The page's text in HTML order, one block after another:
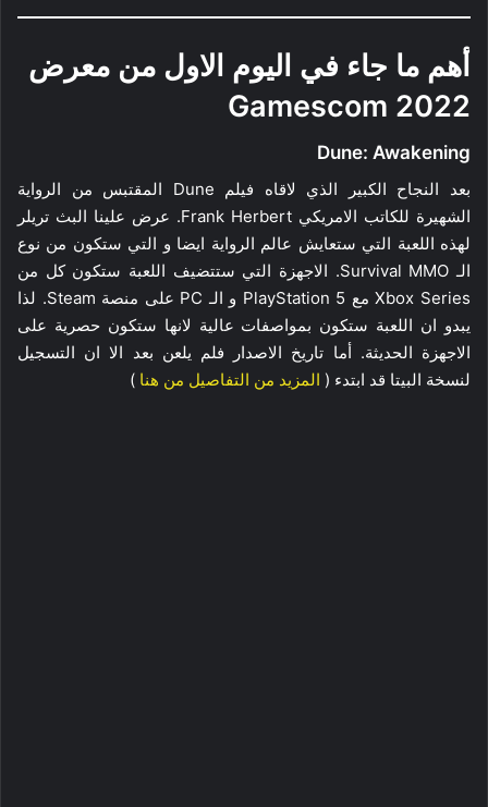
أهم ما جاء في اليوم الاول من معرض
Gamescom 2022
Dune: Awakening
بعد النجاح الكبير الذي لاقاه فيلم Dune المقتبس من الرواية
الشهيرة للكاتب الامريكي Frank Herbert. عرض علينا البث تريلر
لهذه اللعبة التي ستعايش عالم الرواية ايضا و التي ستكون من نوع
الـ Survival MMO. الاجهزة التي ستتضيف اللعبة ستكون كل من
Xbox Series مع PlayStation 5 و الـ PC على منصة Steam. لذا
يبدو ان اللعبة ستكون بمواصفات عالية لانها ستكون حصرية على
الاجهزة الحديثة. أما تاريخ الاصدار فلم يلعن بعد الا ان التسجيل
لنسخة البيتا قد ابتدء ( المزيد من التفاصيل من هنا )